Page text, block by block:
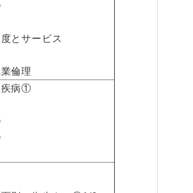
とサービス
倫理
疾病①